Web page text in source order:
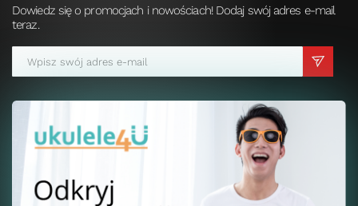
Dowiedz się o promocjach i nowościach! Dodaj swój adres e-mail
teraz.